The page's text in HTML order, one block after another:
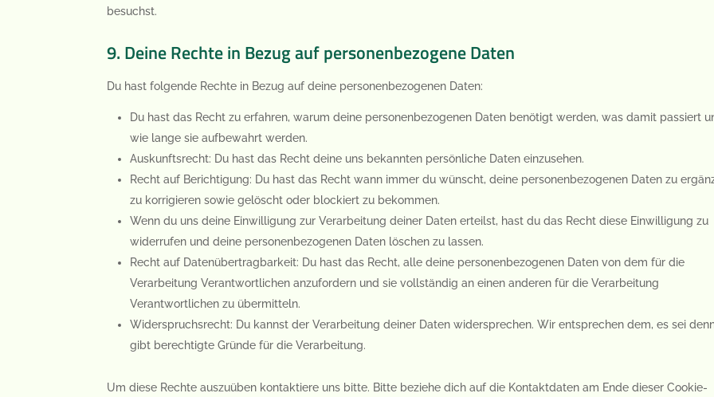
besuchst.
9. Deine Rechte in Bezug auf personenbezogene Daten
Du hast folgende Rechte in Bezug auf deine personenbezogenen Daten:
Du hast das Recht zu erfahren, warum deine personenbezogenen Daten benötigt werden, was damit passiert
wie lange sie aufbewahrt werden.
Auskunftsrecht: Du hast das Recht deine uns bekannten persönliche Daten einzusehen.
Recht auf Berichtigung: Du hast das Recht wann immer du wünscht, deine personenbezogenen Daten zu
zu korrigieren sowie gelöscht oder blockiert zu bekommen.
Wenn du uns deine Einwilligung zur Verarbeitung deiner Daten erteilst, hast du das Recht diese Einwilligung zu
widerrufen und deine personenbezogenen Daten löschen zu lassen.
Recht auf Datenübertragbarkeit: Du hast das Recht, alle deine personenbezogenen Daten von dem für die
Verarbeitung Verantwortlichen anzufordern und sie vollständig an einen anderen für die Verarbeitung
Verantwortlichen zu übermitteln.
Widerspruchsrecht: Du kannst der Verarbeitung deiner Daten widersprechen. Wir entsprechen dem, es sei
gibt berechtigte Gründe für die Verarbeitung.
Um diese Rechte auszuüben kontaktiere uns bitte. Bitte beziehe dich auf die Kontaktdaten am Ende dieser Cookie-